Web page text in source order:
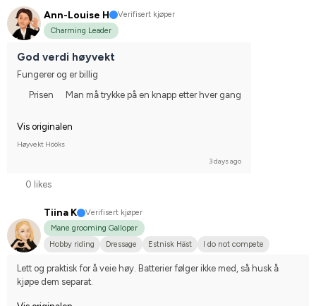
Ann-Louise H
Verifisert kjøper
Charming Leader
God verdi høyvekt
Fungerer og er billig
Prisen
Man må trykke på en knapp etter hver gang
Vis originalen
Høyvekt Hööks
3 days ago
0 likes
Tiina K
Verifisert kjøper
Mane grooming Galloper
Hobby riding
Dressage Estnisk Häst I do not compete
Lett og praktisk for å veie høy. Batterier følger ikke med, så husk å
kjøpe dem separat.